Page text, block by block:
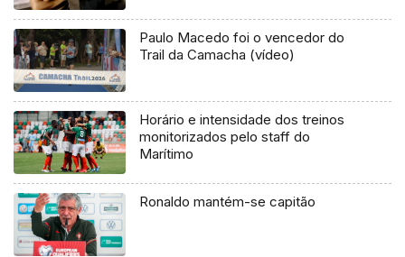
Paulo Macedo foi o vencedor do
Trail da Camacha (vídeo)
Horário e intensidade dos treinos
monitorizados pelo staff do
Marítimo
Ronaldo mantém-se capitão